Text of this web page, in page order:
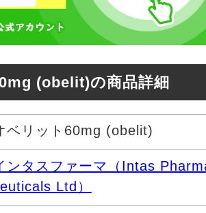
(obelit)の商品詳細
ベリット60mg (obelit)
ンタスファーマ（Intas
Ltd）